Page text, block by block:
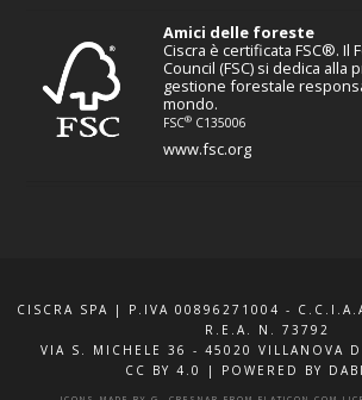
Amici delle foreste
Ciscra è certificata FSC®. Il
Council (FSC) si dedica alla
gestione forestale
mondo.
FSC® C135006
www.fsc.org
CISCRA SPA | P.IVA 00896271004 -
R.E.A. N. 73792
VIA S. MICHELE 36 - 45020 VILLANOVA
CC BY 4.0
| POWERED BY